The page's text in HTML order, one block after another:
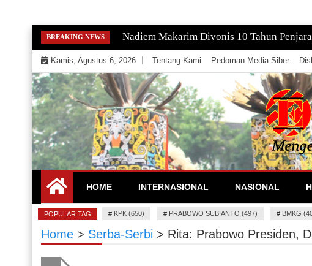
Skip
to
content
BREAKING NEWS Nadiem Makarim Divonis 10 Tahun
Kamis, Agustus 6, 2026 Tentang Kami Pedoman Media Siber
EKSEKUTOR
Mengeksekusi Berita Untuk Kemerdekaan dan Keadilan
HOME INTERNASIONAL NASIONAL
POPULAR TAG # KPK (650) # PRABOWO SUBIANTO (497) # BMKG
Home > Serba-Serbi > Rita: Prabowo Presiden,